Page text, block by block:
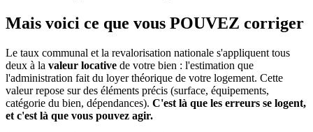
Mais voici ce que vous POUVEZ corriger
Le taux communal et la revalorisation nationale s'appliquent tous
deux à la valeur locative de votre bien : l'estimation que
l'administration fait du loyer théorique de votre logement. Cette
valeur repose sur des éléments précis (surface, équipements,
catégorie du bien, dépendances). C'est là que les erreurs se logent,
et c'est là que vous pouvez agir.